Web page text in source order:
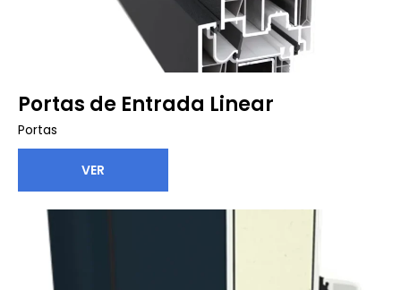
Portas de Entrada Linear
Portas
VER